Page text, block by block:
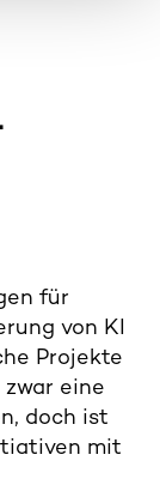
für
von KI
Projekte
eine
doch ist
mit